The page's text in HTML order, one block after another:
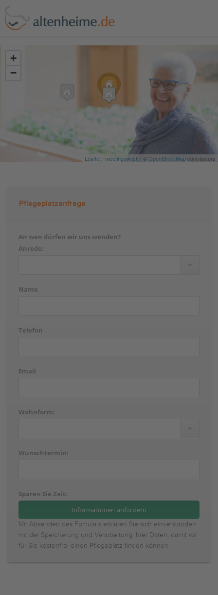
+
−
Leaflet | meetingswitch | ©OpenStreetMapcontributors
Pflegeplatzanfrage
An wen dürfen wir uns wenden?
Anrede:
Name
Telefon
Email
Wohnform:
Wunschtermin:
Sparen Sie Zeit:
Mit Absenden des Fomulars erklären Sie sich einverstanden
mit der Speicherung und Verarbeitung Ihrer Daten, damit wir
für Sie kostenfrei einen Pflegeplatz finden können.